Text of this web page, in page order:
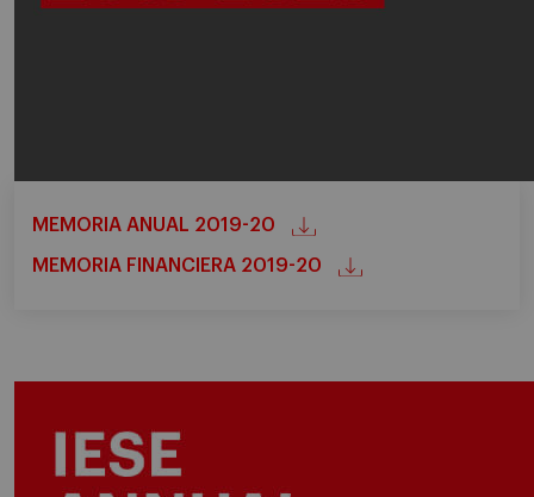
MEMORIA ANUAL 2019-20
MEMORIA FINANCIERA 2019-20